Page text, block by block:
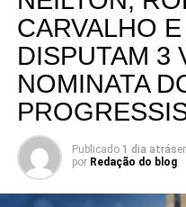
CARVALHO
DISPUTAM 3
NOMINATA
Publicado 1 dia atrás
por Redação do blog